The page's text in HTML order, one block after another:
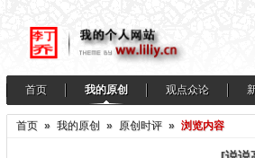
首页 我的原创 观点众论
首页 » 我的原创 » 原创时评 » 浏览内容